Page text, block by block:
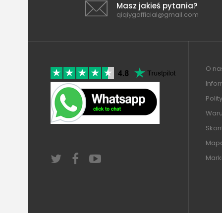
Masz jakieś pytania?
qiqiygofficial@gmail.com
O